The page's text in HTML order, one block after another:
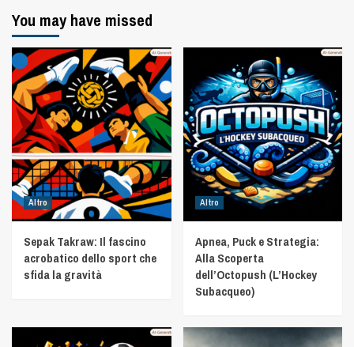
You may have missed
Altro
Sepak Takraw: Il fascino
acrobatico dello sport che
sfida la gravità
Altro
Apnea, Puck e Strategia:
Alla Scoperta
dell’Octopush (L’Hockey
Subacqueo)